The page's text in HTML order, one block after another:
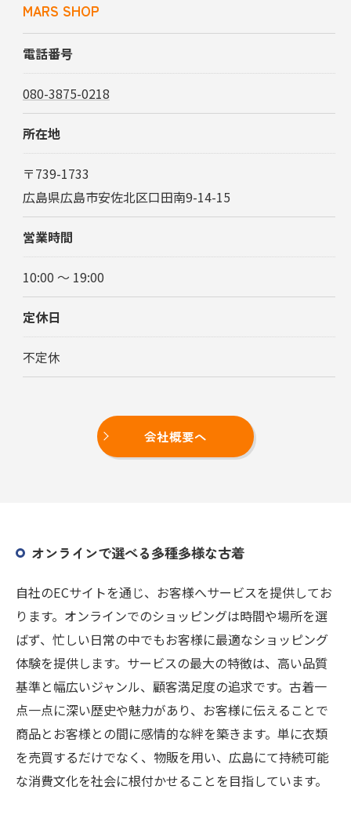
MARS SHOP
電話番号
080-3875-0218
所在地
〒739-1733
広島県広島市安佐北区口田南9-14-15
営業時間
10:00 ～ 19:00
定休日
不定休
会社概要へ
オンラインで選べる多種多様な古着
自社のECサイトを通じ、お客様へサービスを提供してお
ります。オンラインでのショッピングは時間や場所を選
ばず、忙しい日常の中でもお客様に最適なショッピング
体験を提供します。サービスの最大の特徴は、高い品質
基準と幅広いジャンル、顧客満足度の追求です。古着一
点一点に深い歴史や魅力があり、お客様に伝えることで
商品とお客様との間に感情的な絆を築きます。単に衣類
を売買するだけでなく、物販を用い、広島にて持続可能
な消費文化を社会に根付かせることを目指しています。